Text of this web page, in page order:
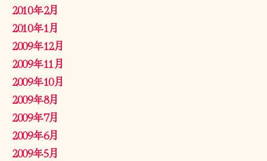
2010年2月
2010年1月
2009年12月
2009年11月
2009年10月
2009年8月
2009年7月
2009年6月
2009年5月